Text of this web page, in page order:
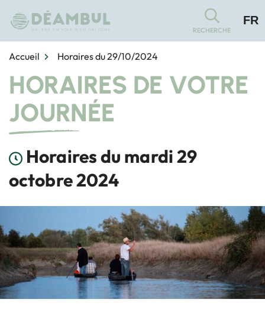
RECHERCHE
FR
Accueil Horaires du 29/10/2024
HORAIRES DE VOTRE
JOURNÉE
Horaires du mardi 29
octobre 2024